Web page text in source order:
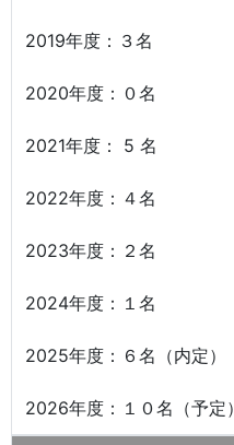
2019年度：３名
2020年度：０名
2021年度： 5 名
2022年度：４名
2023年度：２名
2024年度：１名
2025年度：６名（内定）
2026年度：１０名（予定）